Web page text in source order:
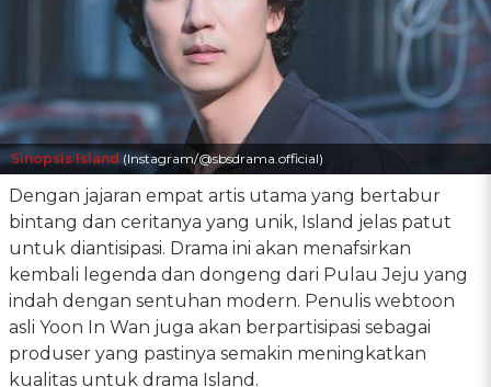
Sinopsis Island (Instagram/@sbsdrama.official)
Dengan jajaran empat artis utama yang bertabur
bintang dan ceritanya yang unik, Island jelas patut
untuk diantisipasi. Drama ini akan menafsirkan
kembali legenda dan dongeng dari Pulau Jeju yang
indah dengan sentuhan modern. Penulis webtoon
asli Yoon In Wan juga akan berpartisipasi sebagai
produser yang pastinya semakin meningkatkan
kualitas untuk drama Island.